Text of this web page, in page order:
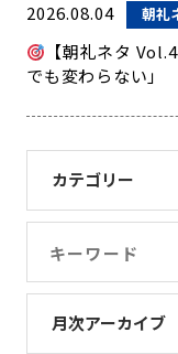
カテゴリー
月次アーカイブ
2026.08.04 朝礼
【朝礼ネタ
でも変わらない」